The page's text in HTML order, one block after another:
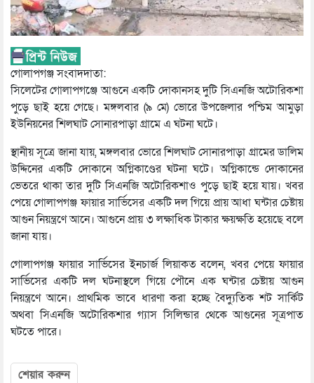
গোলাপগঞ্জ সংবাদদাতা:
সিলেটের গোলাপগঞ্জে আগুনে একটি দোকানসহ দুটি সিএনজি অটোরিকশা
পুড়ে ছাই হয়ে গেছে। মঙ্গলবার (৯ মে) ভোরে উপজেলার পশ্চিম আমুড়া
ইউনিয়নের শিলঘাট সোনারপাড়া গ্রামে এ ঘটনা ঘটে।
স্থানীয় সূত্রে জানা যায়, মঙ্গলবার ভোরে শিলঘাট সোনারপাড়া গ্রামের ডালিম
উদ্দিনের একটি দোকানে অগ্নিকাণ্ডের ঘটনা ঘটে। অগ্নিকান্ডে দোকানের
ভেতরে থাকা তার দুটি সিএনজি অটোরিকশাও পুড়ে ছাই হয়ে যায়। খবর
পেয়ে গোলাপগঞ্জ ফায়ার সার্ভিসের একটি দল গিয়ে প্রায় আধা ঘন্টার চেষ্টায়
আগুন নিয়ন্ত্রণে আনে। আগুনে প্রায় ৩ লক্ষাধিক টাকার ক্ষয়ক্ষতি হয়েছে বলে
জানা যায়।
গোলাপগঞ্জ ফায়ার সার্ভিসের ইনচার্জ লিয়াকত বলেন, খবর পেয়ে ফায়ার
সার্ভিসের একটি দল ঘটনাস্থলে গিয়ে পৌনে এক ঘন্টার চেষ্টায় আগুন
নিয়ন্ত্রণে আনে। প্রাথমিক ভাবে ধারণা করা হচ্ছে বৈদ্যুতিক শট সার্কিট
অথবা সিএনজি অটোরিকশার গ্যাস সিলিন্ডার থেকে আগুনের সূত্রপাত
ঘটতে পারে।
শেয়ার করুন